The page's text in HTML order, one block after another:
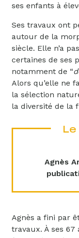
ses enfants à
Ses travaux ont
autour de la
siècle. Elle n’a
certaines de ses
notamment de “
Alors qu’elle ne
la sélection
la diversité de la
Le
Agnès
Agnès a fini par
travaux. À ses